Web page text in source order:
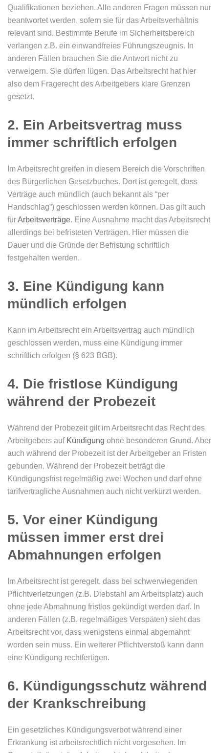
Qualifikationen beziehen. Alle anderen Fragen müssen nur
beantwortet werden, sofern sie für das Arbeitsverhältnis
relevant sind. Bestimmte Berufe im Sicherheitsbereich
verlangen z.B. ein einwandfreies Führungszeugnis. In
anderen Fällen brauchen Sie die Antwort nicht zu
verweigern. Sie dürfen lügen. Das Arbeitsrecht hat hier
also dem Fragerecht des Arbeitgebers klare Grenzen
gesetzt.
2. Ein Arbeitsvertrag muss
immer schriftlich erfolgen
Im Arbeitsrecht greifen in diesem Bereich die Vorschriften
des Bürgerlichen Gesetzbuches. Dort ist geregelt, dass
Verträge auch mündlich (auch bekannt als “per
Handschlag”) geschlossen werden können. Das gilt auch
fürArbeitsverträge. Eine Ausnahme macht das Arbeitsrecht
allerdings bei befristeten Verträgen. Hier müssen die
Dauer und die Gründe der Befristung schriftlich
festgehalten werden.
3. Eine Kündigung kann
mündlich erfolgen
Kann im Arbeitsrecht ein Arbeitsvertrag auch mündlich
geschlossen werden, muss eine Kündigung immer
schriftlich erfolgen (§ 623 BGB).
4. Die fristlose Kündigung
während der Probezeit
Während der Probezeit gilt im Arbeitsrecht das Recht des
Arbeitgebers auf Kündigung ohne besonderen Grund. Aber
auch während der Probezeit ist der Arbeitgeber an Fristen
gebunden. Während der Probezeit beträgt die
Kündigungsfrist regelmäßig zwei Wochen und darf ohne
tarifvertragliche Ausnahmen auch nicht verkürzt werden.
5. Vor einer Kündigung
müssen immer erst drei
Abmahnungen erfolgen
Im Arbeitsrecht ist geregelt, dass bei schwerwiegenden
Pflichtverletzungen (z.B. Diebstahl am Arbeitsplatz) auch
ohne jede Abmahnung fristlos gekündigt werden darf. In
anderen Fällen (z.B. regelmäßiges Verspäten) sieht das
Arbeitsrecht vor, dass wenigstens einmal abgemahnt
worden sein muss. Ein weiterer Pflichtverstoß kann dann
eine Kündigung rechtfertigen.
6. Kündigungsschutz während
der Krankschreibung
Ein gesetzliches Kündigungsverbot während einer
Erkrankung ist arbeitsrechtlich nicht vorgesehen. Im